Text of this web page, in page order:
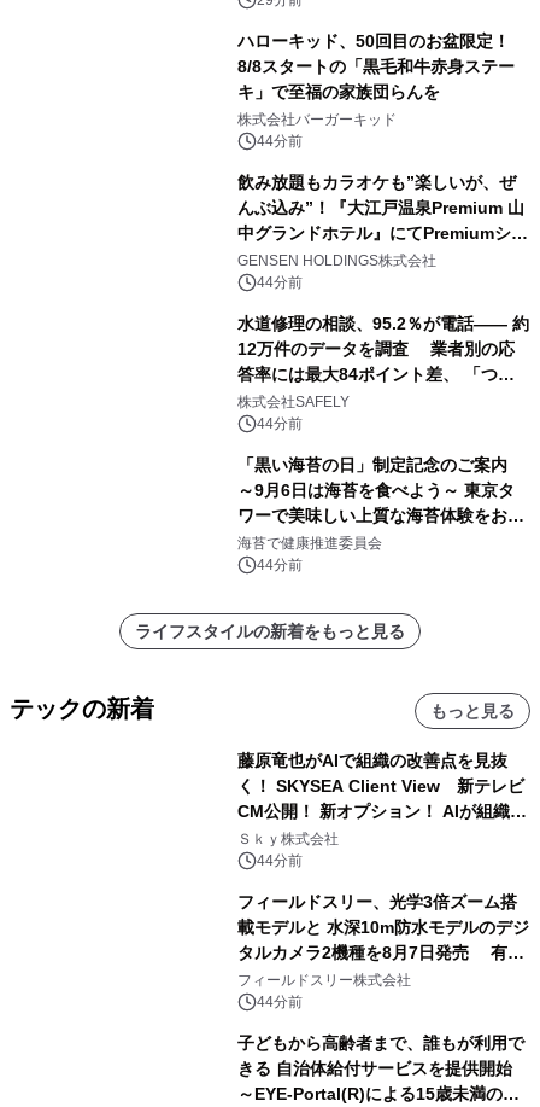
ハローキッド、50回目のお盆限定！
8/8スタートの「黒毛和牛赤身ステー
キ」で至福の家族団らんを
株式会社バーガーキッド
44分前
飲み放題もカラオケも”楽しいが、ぜ
んぶ込み”！『大江戸温泉Premium 山
中グランドホテル』にてPremiumシリ
ーズ初のオールインクルーシブ導入
GENSEN HOLDINGS株式会社
44分前
水道修理の相談、95.2％が電話―― 約
12万件のデータを調査 業者別の応
答率には最大84ポイント差、 「つな
がりやすさ」も選定基準に
株式会社SAFELY
44分前
「黒い海苔の日」制定記念のご案内
～9月6日は海苔を食べよう～ 東京タ
ワーで美味しい上質な海苔体験をお届
けします！
海苔で健康推進委員会
44分前
ライフスタイルの新着をもっと見る
テックの新着 もっと見る
藤原竜也がAIで組織の改善点を見抜
く！ SKYSEA Client View 新テレビ
CM公開！ 新オプション！ AIが組織の
業務実態を分析し労務改善を支援。 藤
原竜也メイキング動画公開 「もしAIが
る自信がある」「昨年の夏はカブトム
シを捕まえたり、虫と戦ったり…」
Ｓｋｙ株式会社
44分前
フィールドスリー、光学3倍ズーム搭
載モデルと 水深10m防水モデルのデジ
タルカメラ2機種を8月7日発売 有効
約1300万画素、用途別に選べるコンデ
ジ新登場
フィールドスリー株式会社
44分前
子どもから高齢者まで、誰もが利用で
きる 自治体給付サービスを提供開始
～EYE-Portal(R)による15歳未満の本